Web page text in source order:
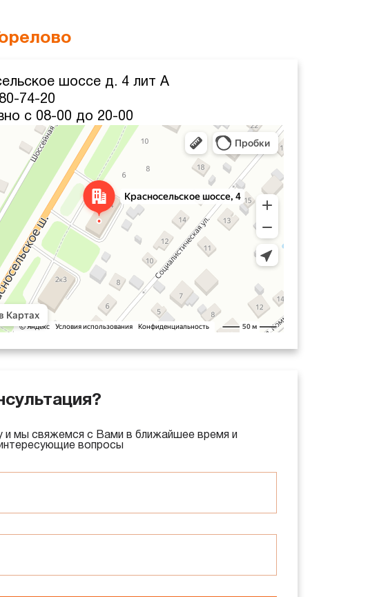
шоссе д. 4 лит А
74-20
с 08-00 до 20-00
4 — Яндекс Карты
и мы свяжемся с Вами в ближайшее время и
вопросы